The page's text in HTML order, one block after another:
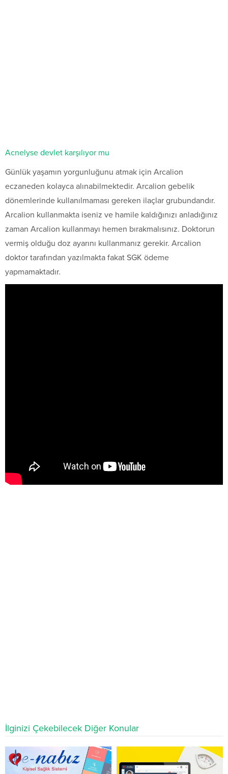
Acnelyse devlet karşılıyor mu
Günlük yaşamın yorgunluğunu atmak için Arcalion
eczaneden kolayca alınabilmektedir. Arcalion gebelik
dönemlerinde kullanılmaması gereken ilaçlar grubundandır.
Arcalion kullanmakta iseniz ve hamile kaldığınızı anladığınız
zaman Arcalion kullanmayı hemen bırakmalısınız. Doktorun
vermiş olduğu doz ayarını kullanmanız gerekir. Arcalion
doktor tarafından yazılmakta fakat SGK ödeme
yapmamaktadır.
İlginizi Çekebilecek Diğer Konular